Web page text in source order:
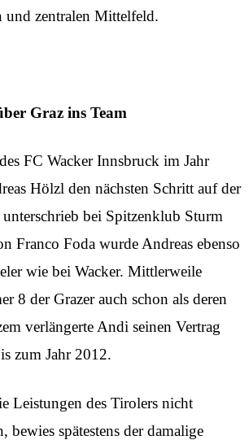
und zentralen Mittelfeld.
Graz ins Team
FC Wacker Innsbruck im Jahr
Hölzl den nächsten Schritt auf der
bei Spitzenklub Sturm
Franco Foda wurde Andreas ebenso
wie bei Wacker. Mittlerweile
8 der Grazer auch schon als deren
verlängerte Andi seinen Vertrag
zum Jahr 2012.
Leistungen des Tirolers nicht
bewies spätestens der damalige